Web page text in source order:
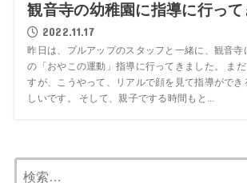
観音寺の幼稚園に指導に行って
2022.11.17
昨日は、プルアップのスタッフと一緒に、観音寺
の「おやこの運動」指導に行ってきました。 ま
すが、こうやって、リアルで顔を見て指導ができ
しいです。 そして、親子でする時間もと...